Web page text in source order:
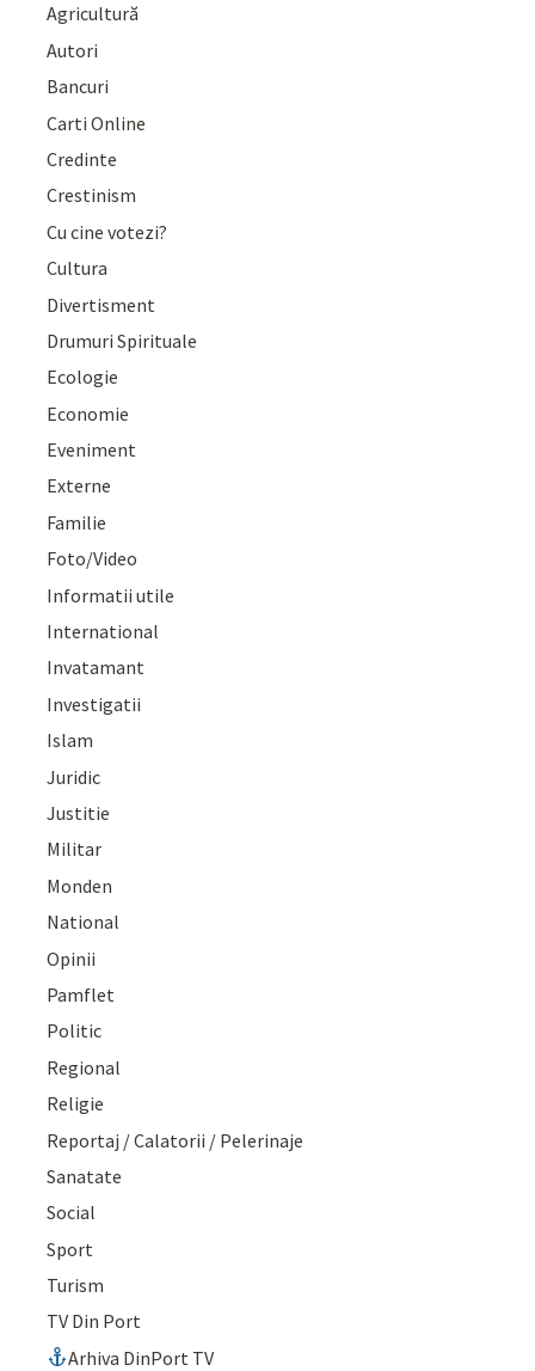
Agricultură
Autori
Bancuri
Carti Online
Credinte
Crestinism
Cu cine votezi?
Cultura
Divertisment
Drumuri Spirituale
Ecologie
Economie
Eveniment
Externe
Familie
Foto/Video
Informatii utile
International
Invatamant
Investigatii
Islam
Juridic
Justitie
Militar
Monden
National
Opinii
Pamflet
Politic
Regional
Religie
Reportaj / Calatorii / Pelerinaje
Sanatate
Social
Sport
Turism
TV Din Port
Arhiva DinPort TV